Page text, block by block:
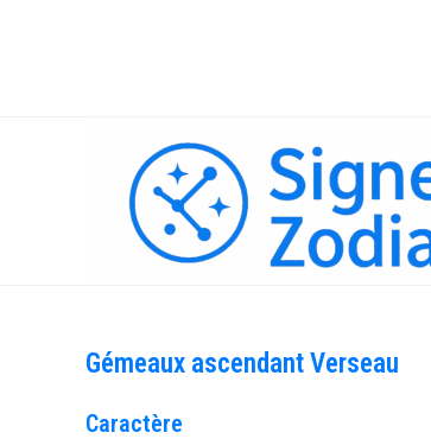
Gémeaux ascendant Verseau
Caractère